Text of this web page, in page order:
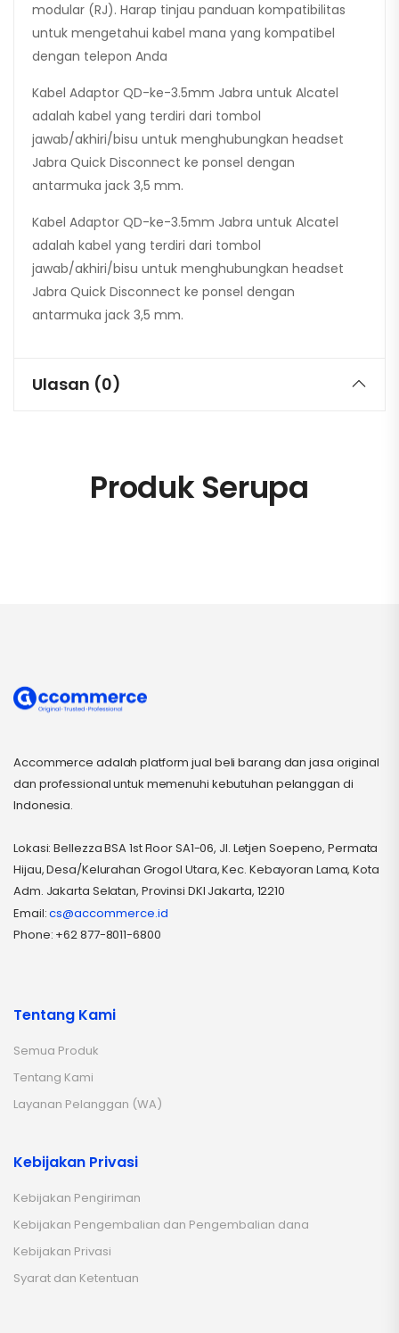
modular (RJ). Harap tinjau panduan kompatibilitas
untuk mengetahui kabel mana yang kompatibel
dengan telepon Anda
Kabel Adaptor QD-ke-3.5mm Jabra untuk Alcatel
adalah kabel yang terdiri dari tombol
jawab/akhiri/bisu untuk menghubungkan headset
Jabra Quick Disconnect ke ponsel dengan
antarmuka jack 3,5 mm.
Kabel Adaptor QD-ke-3.5mm Jabra untuk Alcatel
adalah kabel yang terdiri dari tombol
jawab/akhiri/bisu untuk menghubungkan headset
Jabra Quick Disconnect ke ponsel dengan
antarmuka jack 3,5 mm.
Ulasan (0)
Produk Serupa
Accommerce adalah platform jual beli barang dan jasa original
dan professional untuk memenuhi kebutuhan pelanggan di
Indonesia.
Lokasi: Bellezza BSA 1st Floor SA1-06, Jl. Letjen Soepeno, Permata
Hijau, Desa/Kelurahan Grogol Utara, Kec. Kebayoran Lama, Kota
Adm. Jakarta Selatan, Provinsi DKI Jakarta, 12210
Email:cs@accommerce.id
Phone: +62 877-8011-6800
Tentang Kami
Semua Produk
Tentang Kami
Layanan Pelanggan (WA)
Kebijakan Privasi
Kebijakan Pengiriman
Kebijakan Pengembalian dan Pengembalian dana
Kebijakan Privasi
Syarat dan Ketentuan